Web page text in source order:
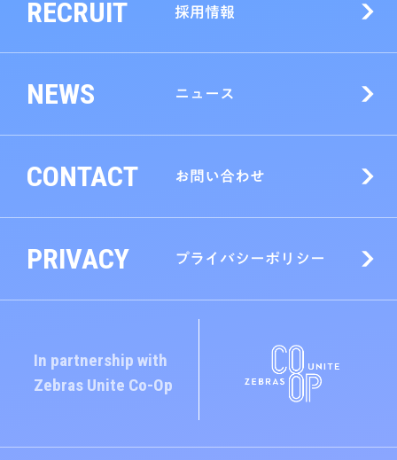
RECRUIT 採用情報
NEWS ニュース
CONTACT お問い合わせ
PRIVACY プライバシーポリシー
In partnership with
Zebras Unite Co-Op